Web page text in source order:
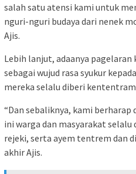
salah satu atensi kami untuk
nguri-nguri budaya dari nenek
Ajis.
Lebih lanjut, adaanya
sebagai wujud rasa syukur
mereka selalu diberi
“Dan sebaliknya, kami berharap
ini warga dan masyarakat selalu
rejeki, serta ayem tentrem dan
akhir Ajis.